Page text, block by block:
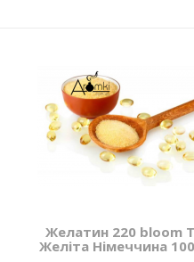
Желатин 220 bloom
Желіта Німеччина